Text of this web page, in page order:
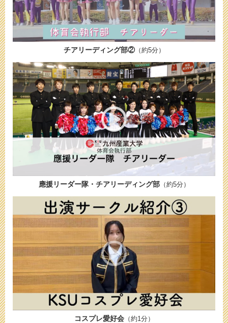
チアリーディング部②（約5分）
應援リーダー隊・チアリーディング部（約5分）
コスプレ愛好会（約1分）